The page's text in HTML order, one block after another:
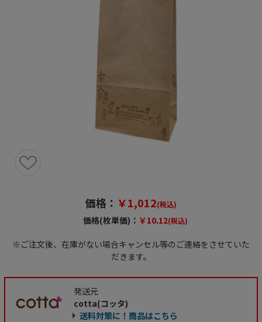
価格： ￥1,012(税込)
価格(枚単価)： ￥10.12(税込)
※ご注文後、在庫がない場合キャンセル等のご連絡をさせていた
だきます。
発送元
cotta(コッタ)
送料対策に！商品はこちら